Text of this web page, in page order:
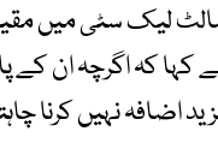
لیک سٹی میں
کہا کہ اگرچہ ان کے
اضافہ نہیں کرنا